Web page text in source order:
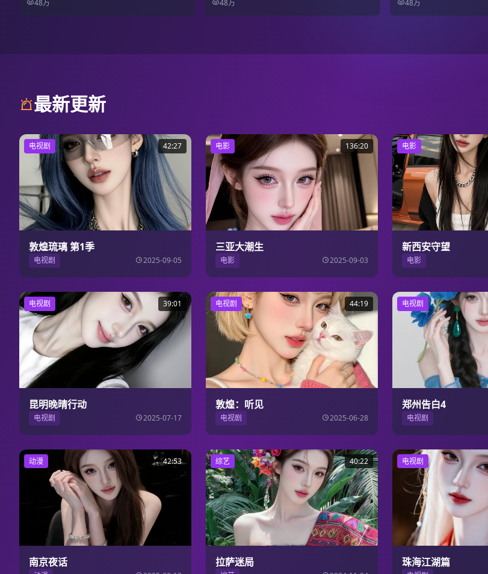
48万 48万 48万
最新更新
电视剧 42:27
敦煌琉璃 第1季
电视剧 2025-09-05
电影 136:20
三亚大潮生
电影 2025-09-03
电影
新西安守望
电影
电视剧 39:01
昆明晚晴行动
电视剧 2025-07-17
电视剧 44:19
敦煌：听见
电视剧 2025-06-28
电视剧
郑州告白4
电视剧
动漫 42:53
南京夜话
综艺 40:22
拉萨迷局
电视剧
珠海江湖篇